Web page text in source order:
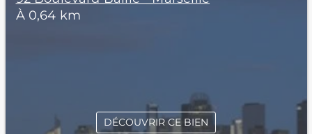
À 0,64 km
DÉCOUVRIR CE BIEN